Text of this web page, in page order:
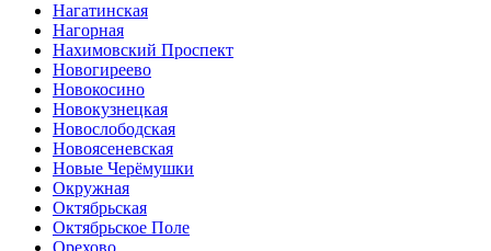
Нагатинская
Нагорная
Нахимовский Проспект
Новогиреево
Новокосино
Новокузнецкая
Новослободская
Новоясеневская
Новые Черёмушки
Окружная
Октябрьская
Октябрьское Поле
Орехово